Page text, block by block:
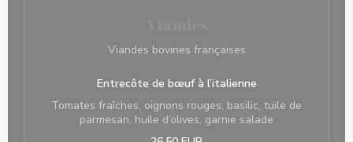
Viandes bovines françaises
Entrecôte de bœuf à l’italienne
Tomates fraîches, oignons rouges, basilic, tuile de
parmesan, huile d’olives, garnie salade